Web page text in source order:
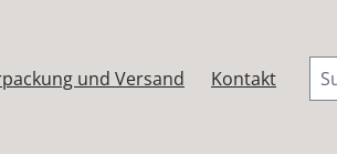
und Versand Kontakt